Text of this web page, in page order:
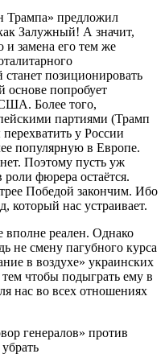
Трампа» предложил
Залужный! А значит,
и замена его тем же
позиционировать
основе попробует
Более того,
партиями (Трамп
у России
популярную в Европе.
Поэтому пусть уж
фюрера остаётся.
Победой закончим. Ибо
который нас устраивает.
вполне реален. Однако
не смену пагубного курса
в воздухе» украинских
чтобы подыграть ему в
нас во всех отношениях
генералов» против